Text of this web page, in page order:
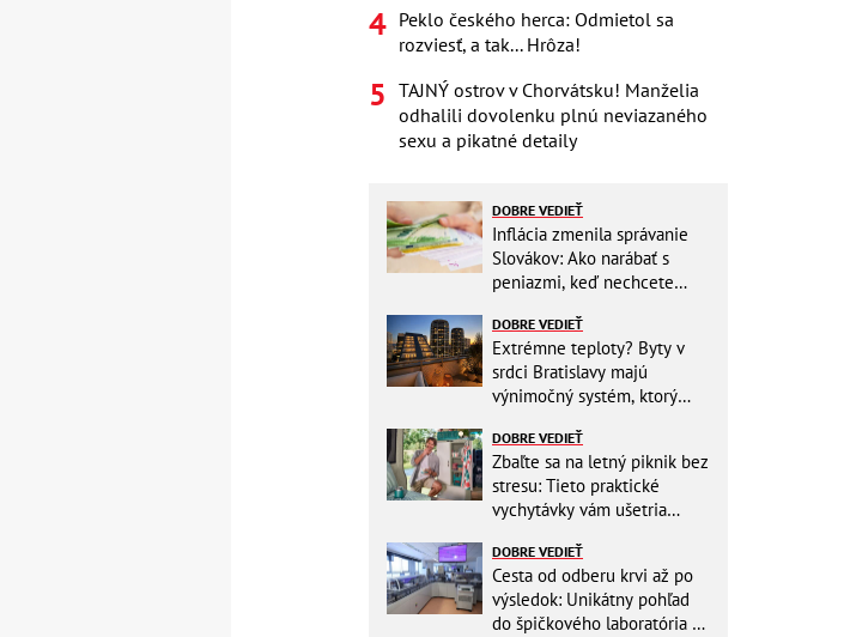
Peklo českého herca: Odmietol sa
rozviesť, a tak... Hrôza!
TAJNÝ ostrov v Chorvátsku! Manželia
odhalili dovolenku plnú neviazaného
sexu a pikatné detaily
DOBRE VEDIEŤ
Inflácia zmenila správanie
Slovákov: Ako narábať s
peniazmi, keď nechcete
DOBRE VEDIEŤ
Extrémne teploty? Byty v
srdci Bratislavy majú
výnimočný systém, ktorý
DOBRE VEDIEŤ
Zbaľte sa na letný piknik bez
stresu: Tieto praktické
vychytávky vám ušetria
DOBRE VEDIEŤ
Cesta od odberu krvi až po
výsledok: Unikátny pohľad
do špičkového laboratória na